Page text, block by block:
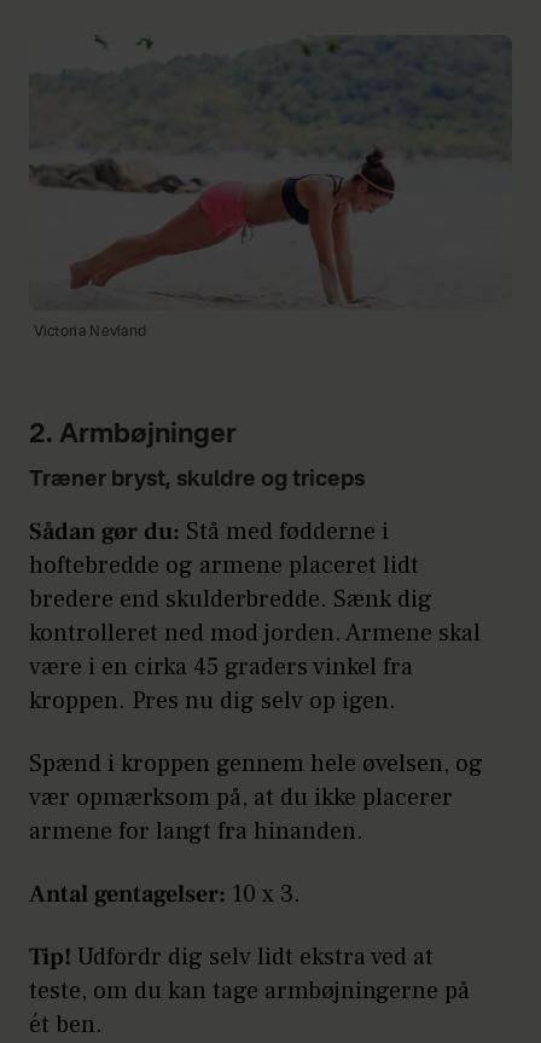
Victoria Nevland
2. Armbøjninger
Træner bryst, skuldre og triceps
Sådan gør du: Stå med fødderne i
hoftebredde og armene placeret lidt
bredere end skulderbredde. Sænk dig
kontrolleret ned mod jorden. Armene skal
være i en cirka 45 graders vinkel fra
kroppen. Pres nu dig selv op igen.
Spænd i kroppen gennem hele øvelsen, og
vær opmærksom på, at du ikke placerer
armene for langt fra hinanden.
Antal gentagelser: 10 x 3.
Tip! Udfordr dig selv lidt ekstra ved at
teste, om du kan tage armbøjningerne på
ét ben.